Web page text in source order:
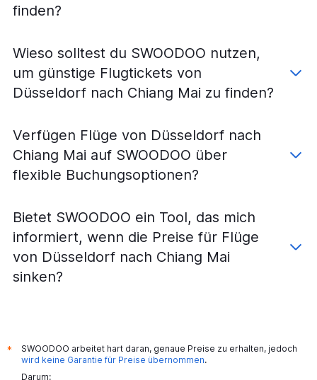
finden?
Wieso solltest du SWOODOO nutzen,
um günstige Flugtickets von
Düsseldorf nach Chiang Mai zu finden?
Verfügen Flüge von Düsseldorf nach
Chiang Mai auf SWOODOO über
flexible Buchungsoptionen?
Bietet SWOODOO ein Tool, das mich
informiert, wenn die Preise für Flüge
von Düsseldorf nach Chiang Mai
sinken?
*
SWOODOO arbeitet hart daran, genaue Preise zu erhalten, jedoch
wird keine Garantie für Preise übernommen.
Darum: